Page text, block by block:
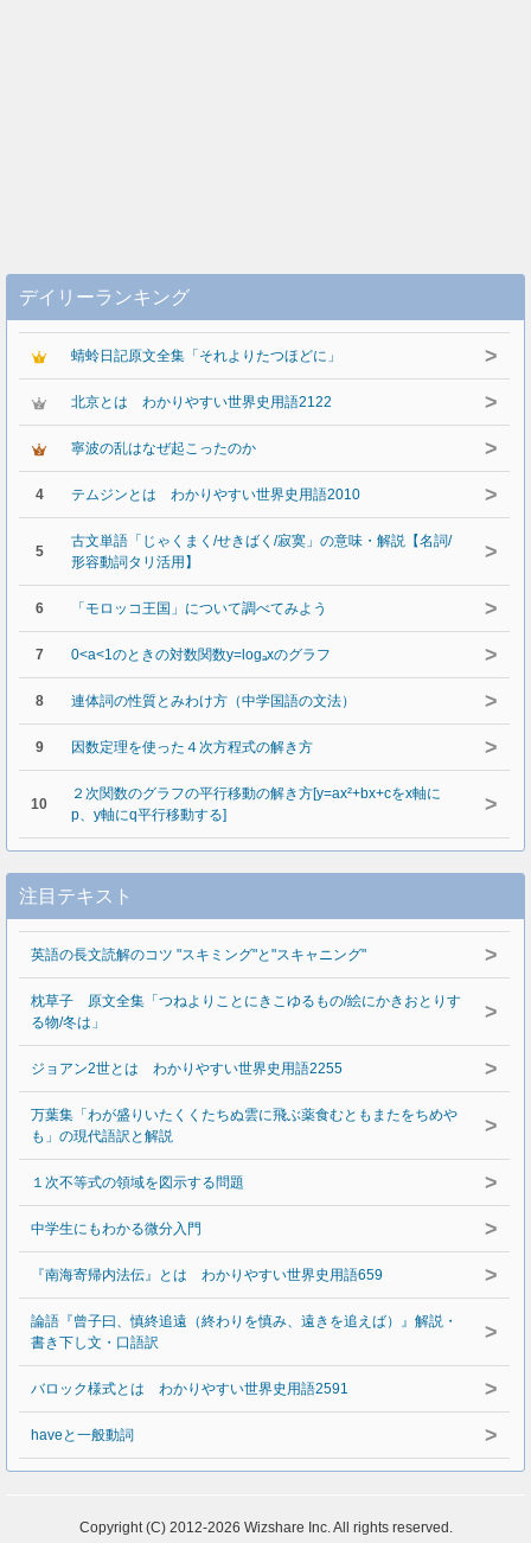
デイリーランキング
蜻蛉日記原文全集「それよりたつほどに」 >
北京とは わかりやすい世界史用語2122 >
寧波の乱はなぜ起こったのか >
4 テムジンとは わかりやすい世界史用語2010 >
5
古文単語「じゃくまく/せきばく/寂寞」の意味・解説【名詞/
形容動詞タリ活用】
>
6 「モロッコ王国」について調べてみよう >
7 0<a<1のときの対数関数y=logₐxのグラフ >
8 連体詞の性質とみわけ方（中学国語の文法） >
9 因数定理を使った４次方程式の解き方 >
10
２次関数のグラフの平行移動の解き方[y=ax²+bx+cをx軸に
p、y軸にq平行移動する]
>
注目テキスト
英語の長文読解のコツ "スキミング"と"スキャニング" >
枕草子 原文全集「つねよりことにきこゆるもの/絵にかきおとりす
る物/冬は」
>
ジョアン2世とは わかりやすい世界史用語2255 >
万葉集「わが盛りいたくくたちぬ雲に飛ぶ薬食むともまたをちめや
も」の現代語訳と解説
>
１次不等式の領域を図示する問題 >
中学生にもわかる微分入門 >
『南海寄帰内法伝』とは わかりやすい世界史用語659 >
論語『曾子曰、慎終追遠（終わりを慎み、遠きを追えば）』解説・
書き下し文・口語訳
>
バロック様式とは わかりやすい世界史用語2591 >
haveと一般動詞 >
Copyright (C) 2012-2026 Wizshare Inc. All rights reserved.